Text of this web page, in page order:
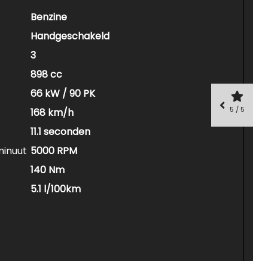
Benzine
Handgeschakeld
3
898 cc
66 kW / 90 PK
168 km/h
11.1 seconden
5000 RPM
140 Nm
5.1 l/100km
5 / 5